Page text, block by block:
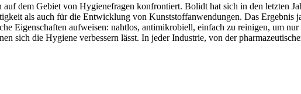
dem Gebiet von Hygienefragen konfrontiert. Bolidt hat sich in den letzten
als auch für die Entwicklung von Kunststoffanwendungen. Das Ergebnis
Eigenschaften aufweisen: nahtlos, antimikrobiell, einfach zu reinigen, um
sich die Hygiene verbessern lässt. In jeder Industrie, von der